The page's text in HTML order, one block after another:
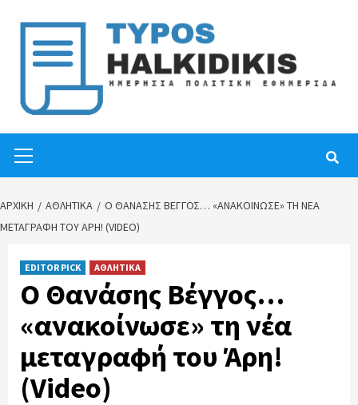
content
Menu
ΑΡΧΙΚΉ ΑΘΛΗΤΙΚΑ
Ο ΘΑΝΆΣΗΣ ΒΈΓΓΟΣ… «ΑΝΑΚΟΊΝΩΣΕ» ΤΗ ΝΈΑ
ΜΕΤΑΓΡΑΦΉ ΤΟΥ ΆΡΗ! (VIDEO)
EDITOR PICK ΑΘΛΗΤΙΚΑ
Ο Θανάσης Βέγγος…
«ανακοίνωσε» τη νέα
μεταγραφή του Άρη!
(Video)